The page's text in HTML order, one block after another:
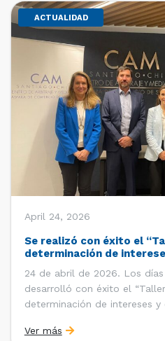
ACTUALIDAD
April 24, 2026
Se realizó con éxito el
determinación de
24 de abril de 2026. Los días
desarrolló con éxito el
determinación de intereses
Universidad Católica de Chile
Ver más